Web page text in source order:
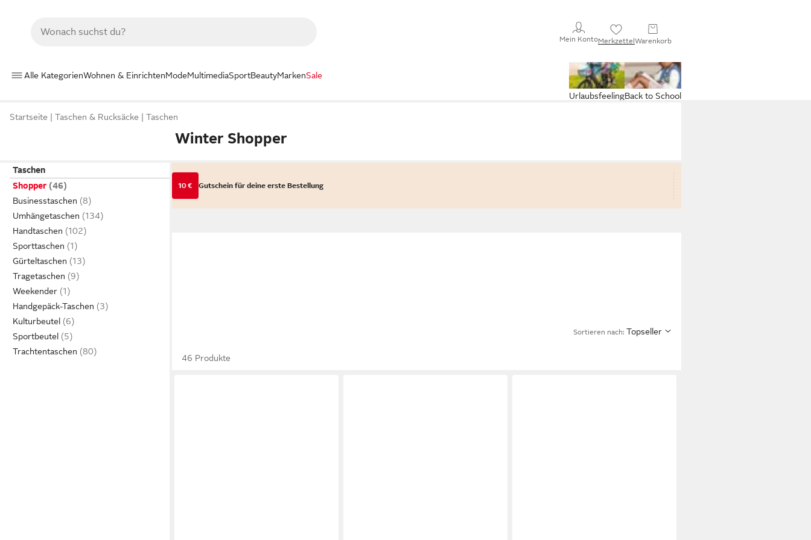
Mein KontoMerkzettelWarenkorb
Alle KategorienWohnen & EinrichtenModeMultimediaSportBeautyMarkenSale
Back to School
Urlaubsfeeling
Startseite Taschen & Rucksäcke Taschen
Winter Shopper
Taschen
Shopper
Businesstaschen
Umhängetaschen
Handtaschen
Sporttaschen
Gürteltaschen
Tragetaschen
Weekender
Handgepäck-Taschen
Kulturbeutel
Sportbeutel
Trachtentaschen
10 € Gutschein für deine erste Bestellung
Sortieren nach: Topseller
46 Produkte